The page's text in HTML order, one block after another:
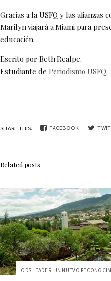
Gracias a la USFQ y las
Marilyn viajará a Miami para
educación.
Escrito por Beth Realpe.
Estudiante de Periodismo USFQ.
SHARE THIS: FACEBOOK
Related posts